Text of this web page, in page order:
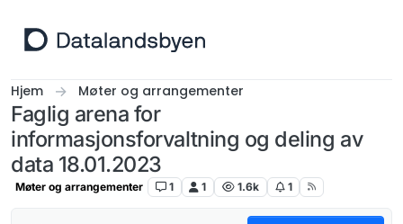
Hjem Møter og arrangementer
Faglig arena for
informasjonsforvaltning og deling av
data 18.01.2023
Møter og arrangementer 1 1 1.6k 1